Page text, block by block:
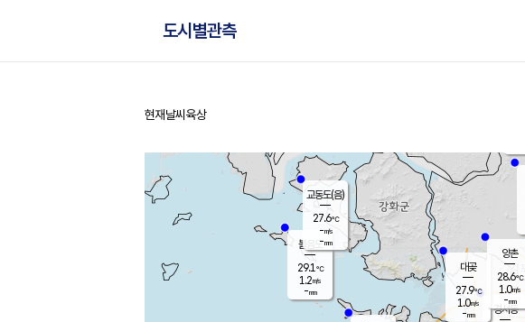
도시별관측
홈
현재날씨 육상
볼음도
29.1℃
1.2m/s
-mm
경서동
대곶
27.9℃
1.0m/s
-mm
양촌
28.6℃
1.0m/s
-mm
교동도(음)
27.6℃
-m/s
-mm